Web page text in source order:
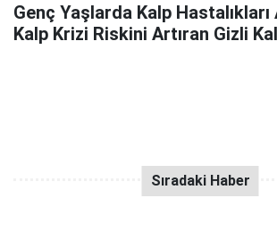
Genç Yaşlarda Kalp
Kalp Krizi Riskini Artıran Gizli